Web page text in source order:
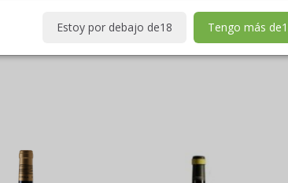
Estoy por debajo de18 Tengo más